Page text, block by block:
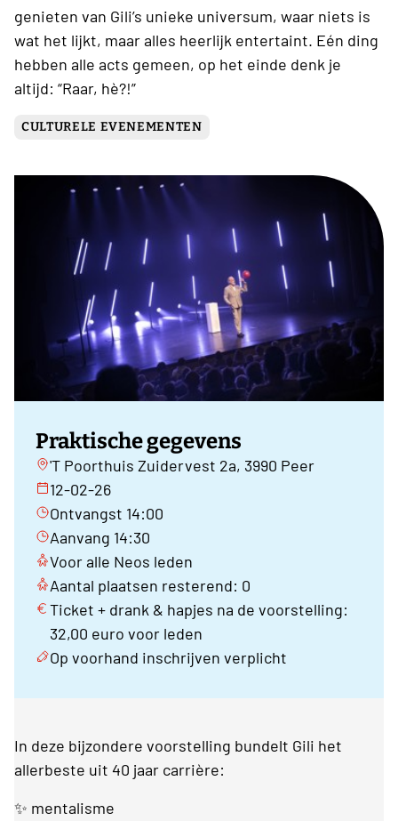
genieten van Gili’s unieke universum, waar niets is
wat het lijkt, maar alles heerlijk entertaint. Eén ding
hebben alle acts gemeen, op het einde denk je
altijd: “Raar, hè?!”
CULTURELE EVENEMENTEN
Praktische gegevens
'T Poorthuis Zuidervest 2a, 3990 Peer
12-02-26
Ontvangst 14:00
Aanvang 14:30
Voor alle Neos leden
Aantal plaatsen resterend: 0
Ticket + drank & hapjes na de voorstelling:
32,00 euro voor leden
Op voorhand inschrijven verplicht
In deze bijzondere voorstelling bundelt Gili het
allerbeste uit 40 jaar carrière:
✨ mentalisme